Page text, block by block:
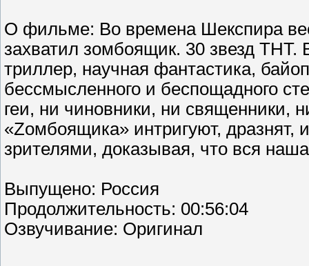
О фильме: Во времена Шекспира
захватил зомбоящик. 30 звезд
триллер, научная фантастика,
бессмысленного и беспощадного
геи, ни чиновники, ни священники,
«Zомбоящика» интригуют, дразнят,
зрителями, доказывая, что вся
Выпущено: Россия
Продолжительность: 00:56:04
Озвучивание: Оригинал